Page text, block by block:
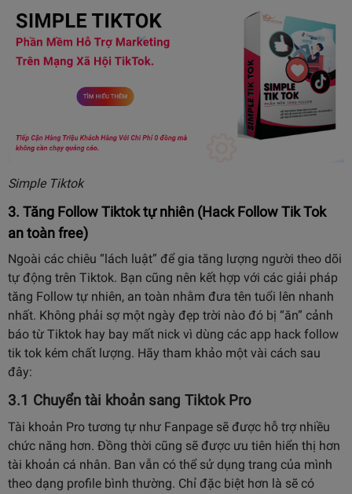
Simple Tiktok
3. Tăng Follow Tiktok tự nhiên (Hack Follow Tik Tok
an toàn free)
Ngoài các chiêu “lách luật” để gia tăng lượng người theo dõi
tự động trên Tiktok. Bạn cũng nên kết hợp với các giải pháp
tăng Follow tự nhiên, an toàn nhằm đưa tên tuổi lên nhanh
nhất. Không phải sợ một ngày đẹp trời nào đó bị “ăn” cảnh
báo từ Tiktok hay bay mất nick vì dùng các app hack follow
tik tok kém chất lượng. Hãy tham khảo một vài cách sau
đây:
3.1 Chuyển tài khoản sang Tiktok Pro
Tài khoản Pro tương tự như Fanpage sẽ được hỗ trợ nhiều
chức năng hơn. Đồng thời cũng sẽ được ưu tiên hiển thị hơn
tài khoản cá nhân. Ban vẫn có thể sử dụng trang của mình
theo dạng profile bình thường. Chỉ đặc biệt hơn là sẽ có